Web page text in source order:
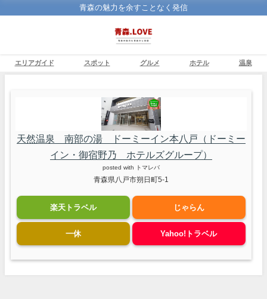
青森の魅力を余すことなく発信
エリアガイド スポット グルメ ホテル 温泉
天然温泉 南部の湯 ドーミーイン本八戸（ドーミー
イン・御宿野乃 ホテルズグループ）
posted with トマレバ
青森県八戸市朔日町5-1
楽天トラベル じゃらん
一休 Yahoo!トラベル